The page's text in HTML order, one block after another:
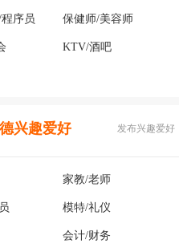
序员 保健师/美容师
KTV/酒吧
兴趣爱好 发布兴趣爱好
家教/老师
模特/礼仪
会计/财务